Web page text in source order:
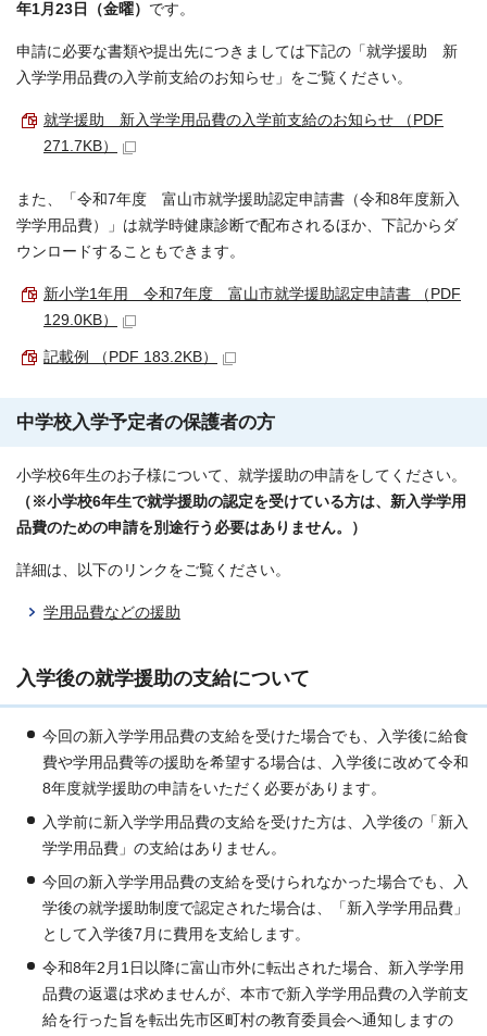
年1月23日（金曜） です。
申請に必要な書類や提出先につきましては下記の「就学援助 新
入学学用品費の入学前支給のお知らせ」をご覧ください。
就学援助 新入学学用品費の入学前支給のお知らせ （PDF
271.7KB）
また、「令和7年度 富山市就学援助認定申請書（令和8年度新入
学学用品費）」は就学時健康診断で配布されるほか、下記からダ
ウンロードすることもできます。
新小学1年用 令和7年度 富山市就学援助認定申請書 （PDF
129.0KB）
記載例 （PDF 183.2KB）
中学校入学予定者の保護者の方
小学校6年生のお子様について、就学援助の申請をしてください。
（※小学校6年生で就学援助の認定を受けている方は、新入学学用
品費のための申請を別途行う必要はありません。）
詳細は、以下のリンクをご覧ください。
学用品費などの援助
入学後の就学援助の支給について
今回の新入学学用品費の支給を受けた場合でも、入学後に給食
費や学用品費等の援助を希望する場合は、入学後に改めて令和
8年度就学援助の申請をいただく必要があります。
入学前に新入学学用品費の支給を受けた方は、入学後の「新入
学学用品費」の支給はありません。
今回の新入学学用品費の支給を受けられなかった場合でも、入
学後の就学援助制度で認定された場合は、「新入学学用品費」
として入学後7月に費用を支給します。
令和8年2月1日以降に富山市外に転出された場合、新入学学用
品費の返還は求めませんが、本市で新入学学用品費の入学前支
給を行った旨を転出先市区町村の教育委員会へ通知しますの